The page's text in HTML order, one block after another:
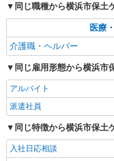
住宅型
く続け
【正
30,000
善手当
により
間） ※
手当と
（上記給与と
歓迎 ・
者研修
神奈
職業紹介
株式会社kotrio /●YK-S-
正社員
す。就
同じ職種から横浜市保土
医療
介護職・ヘルパー
同じ雇用形態から横浜市
アルバイト
派遣社員
同じ特徴から横浜市保土
入社日応相談